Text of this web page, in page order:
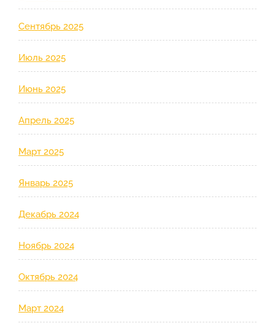
Сентябрь 2025
Июль 2025
Июнь 2025
Апрель 2025
Март 2025
Январь 2025
Декабрь 2024
Ноябрь 2024
Октябрь 2024
Март 2024